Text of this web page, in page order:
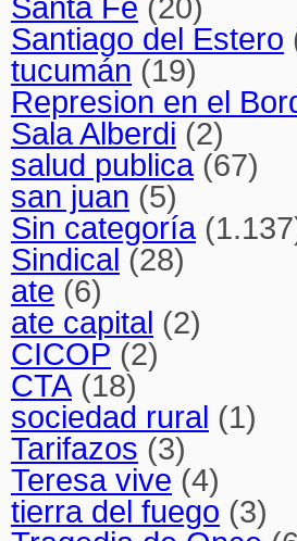
Santiago del Estero
tucumán (19)
Represion en el
Sala Alberdi (2)
salud publica(67)
san juan (5)
Sin categoría
Sindical (28)
ate (6)
ate capital (2)
CICOP (2)
CTA (18)
sociedad rural (1)
Tarifazos (3)
Teresa vive (4)
tierra del fuego (3)